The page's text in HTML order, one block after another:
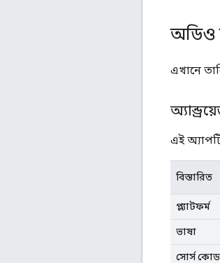
অডিও
এখানে
এই
বিস্তারিত
প্ল্যাটফর্ম
ভাষা
সোর্স কোড